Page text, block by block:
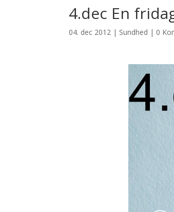
4.dec En
04. dec 2012 | Sundhed | 0